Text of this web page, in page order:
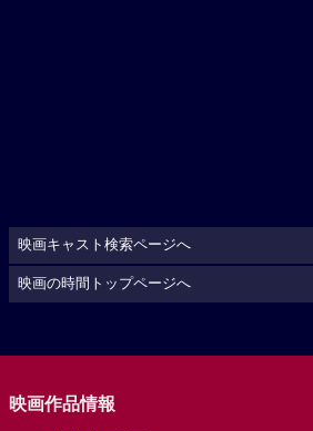
映画キャスト検索ページへ
映画の時間トップページへ
映画作品情報